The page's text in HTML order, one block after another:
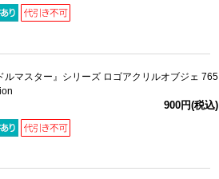
ルマスター』シリーズ ロゴアクリルオブジェ 765
900円(税込)